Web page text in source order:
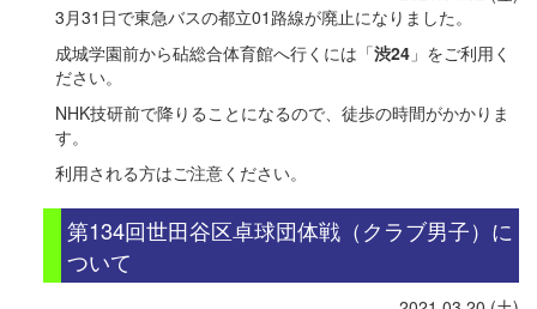
3月31日で東急バスの都立01路線が廃止になりました。
成城学園前から砧総合体育館へ行くには「渋24 」をご利用く
ださい。
NHK技研前で降りることになるので、徒歩の時間がかかりま
す。
利用される方はご注意ください。
第134回世田谷区卓球団体戦（クラブ男子）に
ついて